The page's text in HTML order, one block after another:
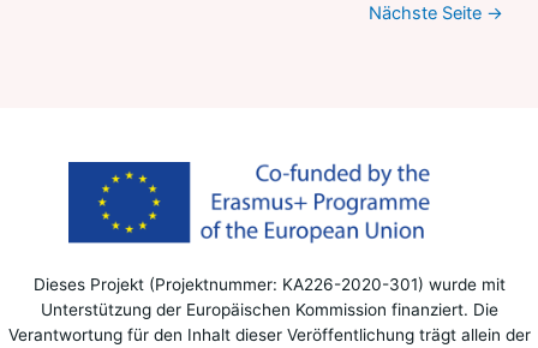
Nächste Seite →
Dieses Projekt (Projektnummer: KA226-2020-301) wurde mit
Unterstützung der Europäischen Kommission finanziert. Die
Verantwortung für den Inhalt dieser Veröffentlichung trägt allein der